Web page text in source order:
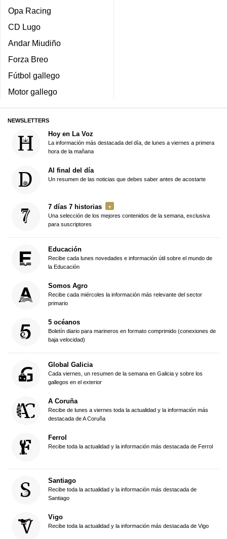
Opa Racing
CD Lugo
Andar Miudiño
Forza Breo
Fútbol gallego
Motor gallego
NEWSLETTERS
Hoy en La Voz
La información más destacada del día, de lunes a viernes a primera
hora de la mañana
Al final del día
Un resumen de las noticias que debes saber antes de acostarte
7 días 7 historias
Una selección de los mejores contenidos de la semana, exclusiva
para suscriptores
Educación
Recibe cada lunes novedades e información útil sobre el mundo de
la Educación
Somos Agro
Recibe cada miércoles la información más relevante del sector
primario
5 océanos
Boletín diario para marineros en formato comprimido (conexiones de
baja velocidad)
Global Galicia
Cada viernes, un resumen de la semana en Galicia y sobre los
gallegos en el exterior
A Coruña
Recibe de lunes a viernes toda la actualidad y la información más
destacada de A Coruña
Ferrol
Recibe toda la actualidad y la información más destacada de Ferrol
Santiago
Recibe toda la actualidad y la información más destacada de
Santiago
Vigo
Recibe toda la actualidad y la información más destacada de Vigo